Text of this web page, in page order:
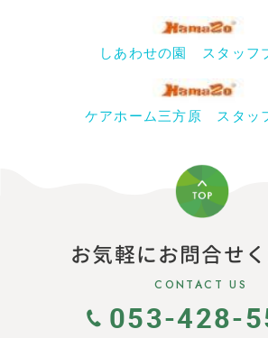
しあわせの園 スタッフ
ケアホーム三方原 スタッ
お気軽にお問合せ
CONTACT US
053-428-